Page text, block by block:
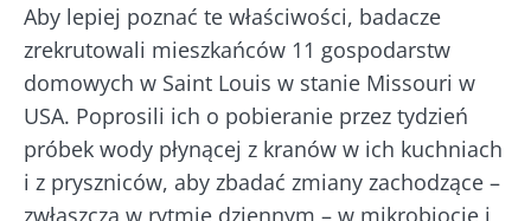
Aby lepiej poznać te właściwości, badacze
zrekrutowali mieszkańców 11 gospodarstw
domowych w Saint Louis w stanie Missouri w
USA. Poprosili ich o pobieranie przez tydzień
próbek wody płynącej z kranów w ich kuchniach
i z pryszniców, aby zbadać zmiany zachodzące –
zwłaszcza w rytmie dziennym – w mikrobiocie i